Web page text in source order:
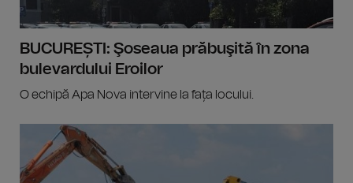
BUCUREȘTI: Şoseaua prăbuşită în zona
bulevardului Eroilor
O echipă Apa Nova intervine la fața locului.